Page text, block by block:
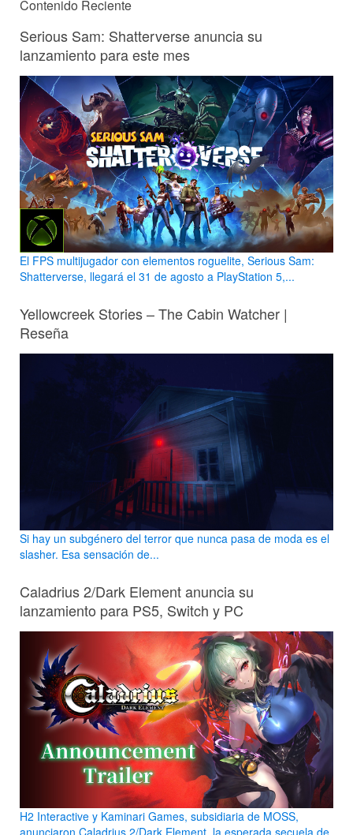
Contenido Reciente
Serious Sam: Shatterverse anuncia su
lanzamiento para este mes
El FPS multijugador con elementos roguelite, Serious Sam:
Shatterverse, llegará el 31 de agosto a PlayStation 5,...
Yellowcreek Stories – The Cabin Watcher |
Reseña
Si hay un subgénero del terror que nunca pasa de moda es el
slasher. Esa sensación de...
Caladrius 2/Dark Element anuncia su
lanzamiento para PS5, Switch y PC
H2 Interactive y Kaminari Games, subsidiaria de MOSS,
anunciaron Caladrius 2/Dark Element, la esperada secuela de